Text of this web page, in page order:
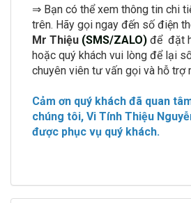
⇒ Bạn có thể xem thông tin chi
trên. Hãy gọi ngay đến số điện
Mr Thiệu (SMS/ZALO) để đặt
hoặc quý khách vui lòng để lại
chuyên viên tư vấn gọi và hỗ trợ
Cảm ơn quý khách đã quan
chúng tôi, Vi Tính Thiệu
được phục vụ quý khách.